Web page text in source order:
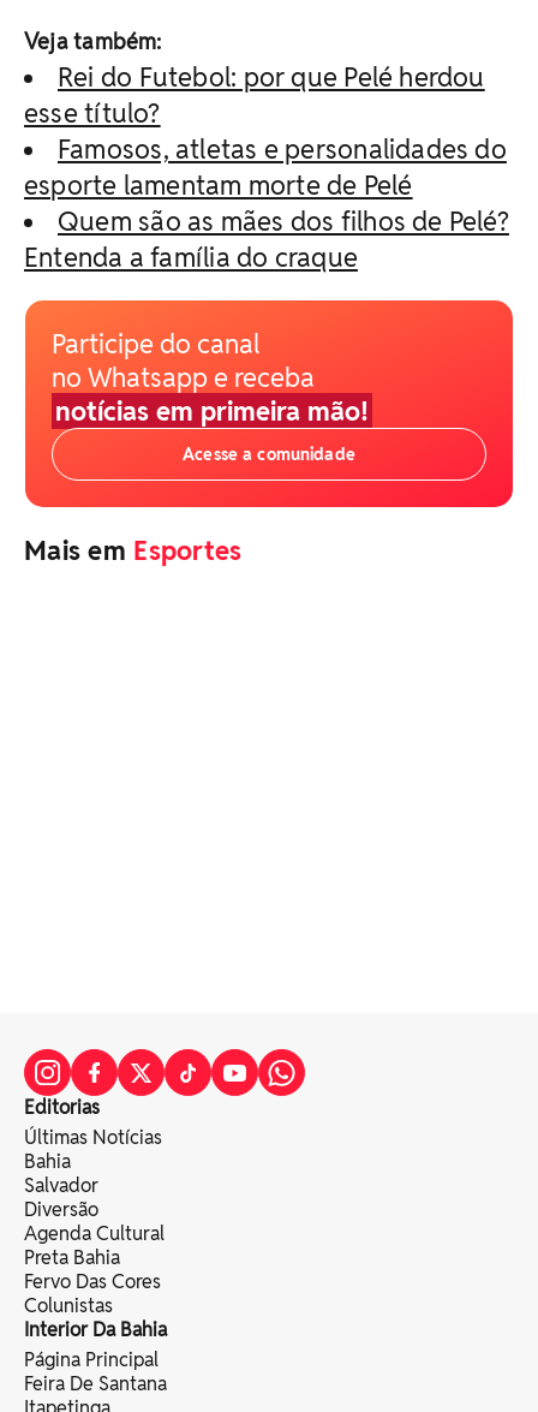
Veja também:
Rei do Futebol: por que Pelé herdou
esse título?
Famosos, atletas e personalidades do
esporte lamentam morte de Pelé
Quem são as mães dos filhos de Pelé?
Entenda a família do craque
Participe do canal
no Whatsapp e receba
notícias em primeira mão!
Acesse a comunidade
Mais em Esportes
Editorias
Últimas Notícias
Bahia
Salvador
Diversão
Agenda Cultural
Preta Bahia
Fervo Das Cores
Colunistas
Interior Da Bahia
Página Principal
Feira De Santana